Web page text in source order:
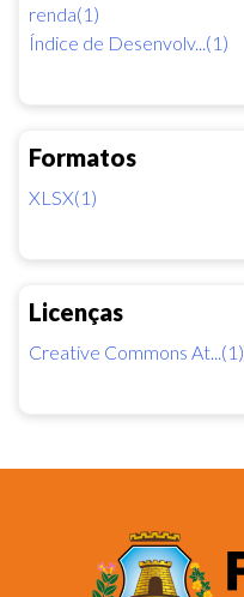
renda(1)
Índice de Desenvolv...(1)
Formatos
XLSX(1)
Licenças
Creative Commons At...(1)